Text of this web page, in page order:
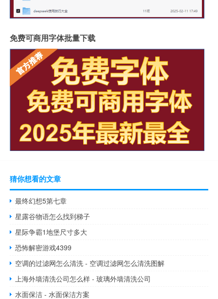
免费可商用字体批量下载
猜你想看的文章
最终幻想5第七章
星露谷物语怎么找到梯子
星际争霸1地堡尺寸多大
恐怖解密游戏4399
空调的过滤网怎么清洗 - 空调过滤网怎么清洗图解
上海外墙清洗公司怎么样 - 玻璃外墙清洗公司
水面保洁 - 水面保洁方案